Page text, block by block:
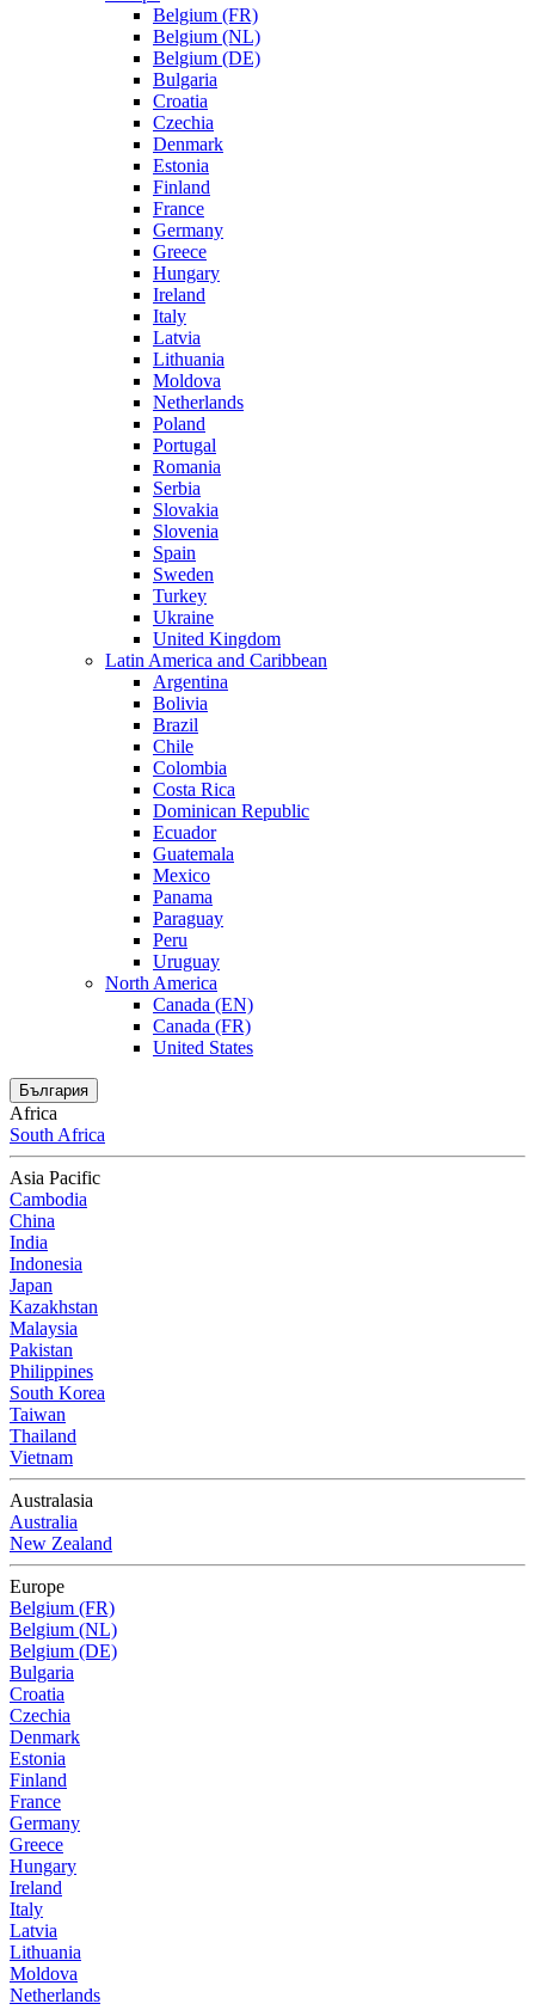
Belgium (FR)
Belgium (NL)
Belgium (DE)
Bulgaria
Croatia
Czechia
Denmark
Estonia
Finland
France
Germany
Greece
Hungary
Ireland
Italy
Latvia
Lithuania
Moldova
Netherlands
Poland
Portugal
Romania
Serbia
Slovakia
Slovenia
Spain
Sweden
Turkey
Ukraine
United Kingdom
Latin America and Caribbean
Argentina
Bolivia
Brazil
Chile
Colombia
Costa Rica
Dominican Republic
Ecuador
Guatemala
Mexico
Panama
Paraguay
Peru
Uruguay
North America
Canada (EN)
Canada (FR)
United States
България
Africa
South Africa
Asia Pacific
Cambodia
China
India
Indonesia
Japan
Kazakhstan
Malaysia
Pakistan
Philippines
South Korea
Taiwan
Thailand
Vietnam
Australasia
Australia
New Zealand
Europe
Belgium (FR)
Belgium (NL)
Belgium (DE)
Bulgaria
Croatia
Czechia
Denmark
Estonia
Finland
France
Germany
Greece
Hungary
Ireland
Italy
Latvia
Lithuania
Moldova
Netherlands